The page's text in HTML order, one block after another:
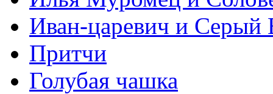
Иван-царевич и Серый
Притчи
Голубая чашка